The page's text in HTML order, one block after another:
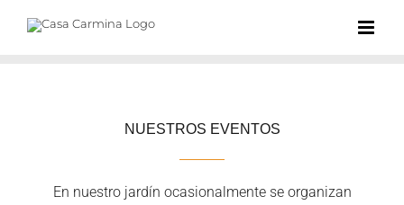
NUESTROS EVENTOS
En nuestro jardín ocasionalmente se organizan